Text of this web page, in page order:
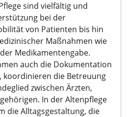
sind vielfältig und
bei der
von Patienten bis hin
Maßnahmen wie
Medikamentengabe.
auch die Dokumentation
koordinieren die Betreuung
zwischen Ärzten,
In der Altenpflege
die Alltagsgestaltung, die